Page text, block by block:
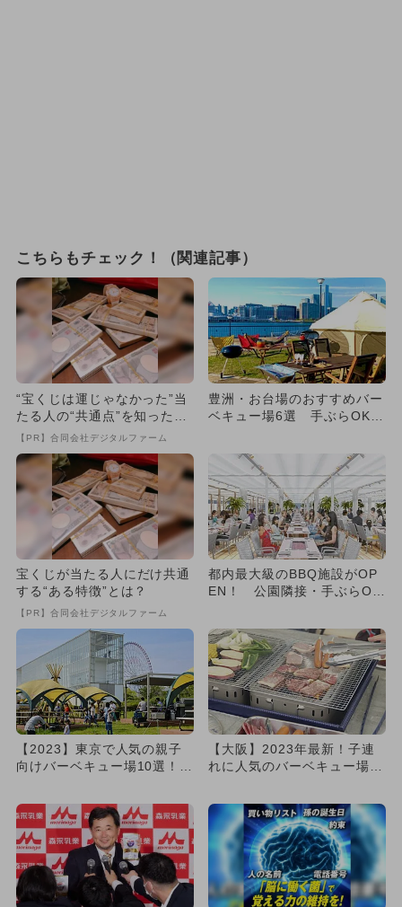
こちらもチェック！（関連記事）
“宝くじは運じゃなかった”当
たる人の“共通点”を知っただ
け
【PR】合同会社デジタルファーム
豊洲・お台場のおすすめバー
ベキュー場6選 手ぶらOK＆
宝くじが当たる人にだけ共通
する“ある特徴”とは？
【PR】合同会社デジタルファーム
都内最大級のBBQ施設がOP
EN！ 公園隣接・手ぶらO
【2023】東京で人気の親子
向けバーベキュー場10選！手
【大阪】2023年最新！子連
れに人気のバーベキュー場10